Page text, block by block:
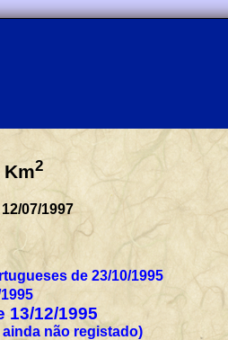
Km2
07/1997
de 23/10/1995
13/12/1995
não registado)